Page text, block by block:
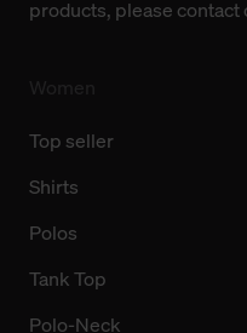
finden Sie in unserer
products, please
Top seller
Shirts
Polos
Tank Top
Polo-Neck